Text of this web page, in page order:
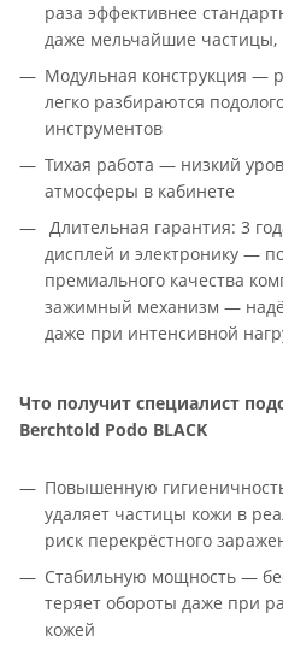
раза эффективнее
даже мельчайшие частицы,
Модульная конструкция —
легко разбираются
инструментов
Тихая работа — низкий
атмосферы в кабинете
Длительная гарантия: 3
дисплей и электронику —
премиального качества
зажимный механизм —
даже при интенсивной
Что получит специалист
Berchtold Podo BLACK
Повышенную
удаляет частицы кожи в
риск перекрёстного
Стабильную мощность —
теряет обороты даже при
кожей